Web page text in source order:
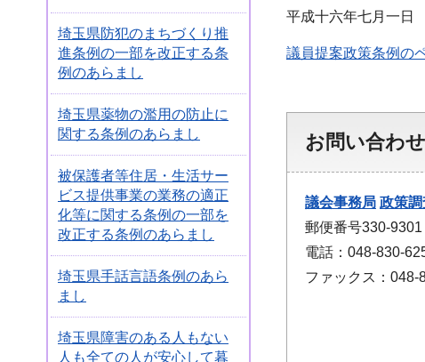
埼玉県防犯のまちづくり推
進条例の一部を改正する条
例のあらまし
埼玉県薬物の濫用の防止に
関する条例のあらまし
被保護者等住居・生活サー
ビス提供事業の業務の適正
化等に関する条例の一部を
改正する条例のあらまし
埼玉県手話言語条例のあら
まし
埼玉県障害のある人もない
人も全ての人が安心して暮
平成十六年七月一日
議員提案政策条例の
お問い合わせ
議会事務局 政策
郵便番号330-
電話：048-830-
ファックス：048-